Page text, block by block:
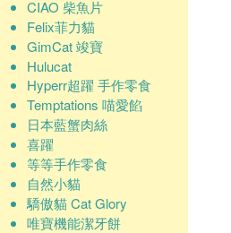
CIAO 柴魚片
Felix菲力貓
GimCat 竣寶
Hulucat
Hyperr超躍 手作零食
Temptations 喵愛餡
日本藍蟹肉絲
喜躍
等等手作零食
自然小貓
驕傲貓 Cat Glory
唯寶機能潔牙餅